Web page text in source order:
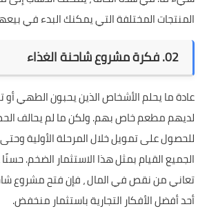
المنتجات المختلفة التي يمكنك البدء في
02. فكرة مشروع شاحنة الغذاء
عادة ما يحلم الأشخاص الذين يحبون الطهي أو
لديهم مطعم خاص بهم. ولكن ما لم يحالف
للحصول على تمويل خلال المرحلة الأولية
الجميع القيام بمثل هذا الاستثمار الضخم.
تعاني من نقص في المال ، فإن فتح مشروع
أحد أفضل الأفكار التجارية باستثمار منخفض.